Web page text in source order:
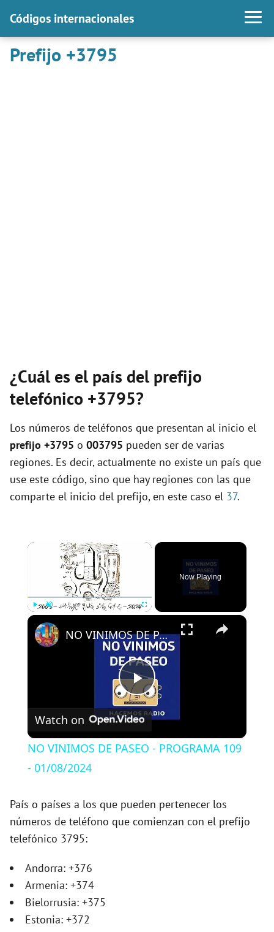
Códigos internacionales
Prefijo +3795
¿Cuál es el país del prefijo
telefónico +3795?
Los números de teléfonos que presentan al inicio el
prefijo +3795 o 003795 pueden ser de varias
regiones. Es decir, actualmente no existe un país que
use este código, sino que hay regiones con las que
comparte el inicio del prefijo, en este caso el 37.
×
Now Playing
×
P
y
NO VINIMOS DE PASEO - PROGRAMA 109 - 01/08/2024
Watch on
NO VINIMOS DE PASEO - PROGRAMA 109
- 01/08/2024
País o países a los que pueden pertenecer los
números de teléfono que comienzan con el prefijo
telefónico 3795:
Andorra: +376
Armenia: +374
Bielorrusia: +375
Estonia: +372